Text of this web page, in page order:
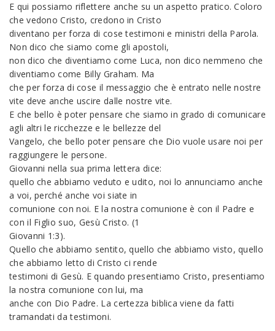
E qui possiamo riflettere anche su un aspetto pratico. Coloro
che vedono Cristo, credono in Cristo
diventano per forza di cose testimoni e ministri della Parola.
Non dico che siamo come gli apostoli,
non dico che diventiamo come Luca, non dico nemmeno che
diventiamo come Billy Graham. Ma
che per forza di cose il messaggio che è entrato nelle nostre
vite deve anche uscire dalle nostre vite.
E che bello è poter pensare che siamo in grado di comunicare
agli altri le ricchezze e le bellezze del
Vangelo, che bello poter pensare che Dio vuole usare noi per
raggiungere le persone.
Giovanni nella sua prima lettera dice:
quello che abbiamo veduto e udito, noi lo annunciamo anche
a voi, perché anche voi siate in
comunione con noi. E la nostra comunione è con il Padre e
con il Figlio suo, Gesù Cristo. (1
Giovanni 1:3).
Quello che abbiamo sentito, quello che abbiamo visto, quello
che abbiamo letto di Cristo ci rende
testimoni di Gesù. E quando presentiamo Cristo, presentiamo
la nostra comunione con lui, ma
anche con Dio Padre. La certezza biblica viene da fatti
tramandati da testimoni.